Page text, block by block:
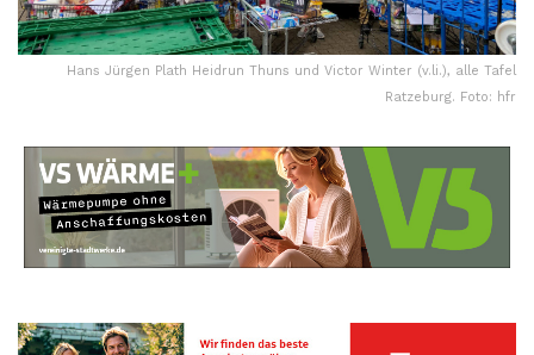
Hans Jürgen Plath Heidrun Thuns und Victor Winter (v.li.), alle Tafel
Ratzeburg. Foto: hfr